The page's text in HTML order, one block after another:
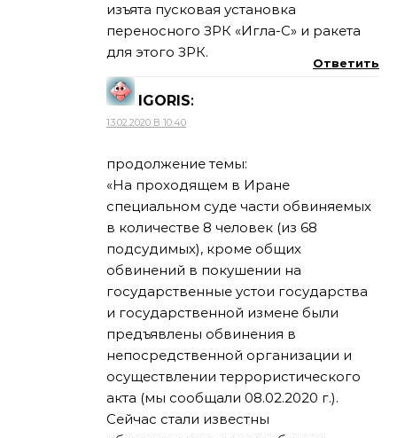
изъята пусковая установка
переносного ЗРК «Игла-С» и ракета
для этого ЗРК.
Ответить
IGORIS:
13.02.2020 В 10:40
продолжение темы:
«На проходящем в Иране
специальном суде части обвиняемых
в количестве 8 человек (из 68
подсудимых), кроме общих
обвинений в покушении на
государственные устои государства
и государственной измене были
предъявлены обвинения в
непосредственной организации и
осуществлении террористического
акта (мы сообщали 08.02.2020 г.).
Сейчас стали известны